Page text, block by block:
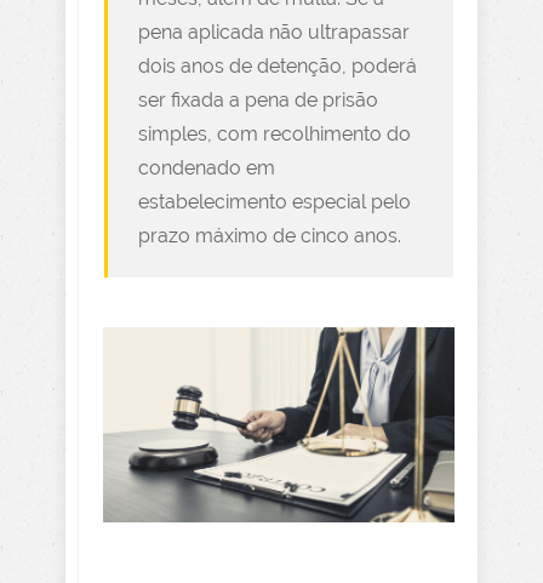
pena aplicada não ultrapassar
dois anos de detenção, poderá
ser fixada a pena de prisão
simples, com recolhimento do
condenado em
estabelecimento especial pelo
prazo máximo de cinco anos.